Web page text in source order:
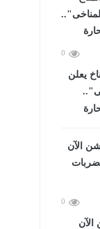
0
يعلن
0